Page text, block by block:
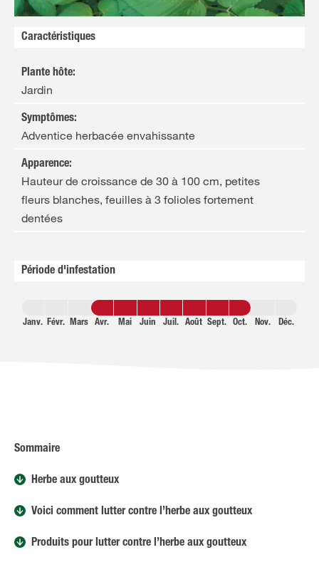
Caractéristiques
Plante hôte:
Jardin
Symptômes:
Adventice herbacée envahissante
Apparence:
Hauteur de croissance de 30 à 100 cm, petites
fleurs blanches, feuilles à 3 folioles fortement
dentées
Période d'infestation
Janv. Févr. Mars Avr. Mai Juin Juil. Août Sept. Oct. Nov. Déc.
Sommaire
Herbe aux goutteux
Voici comment lutter contre l’herbe aux goutteux
Produits pour lutter contre l’herbe aux goutteux